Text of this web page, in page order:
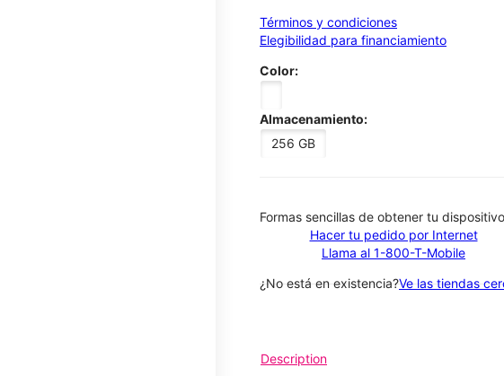
Términos y condiciones
Elegibilidad para financiamiento
Color:
Almacenamiento:
256 GB
​​​​​​​Formas sencillas de obtener tu
Hacer tu pedido por Internet
Llama al 1-800-T-Mobile
¿No está en existencia?Ve las tiendas
Description